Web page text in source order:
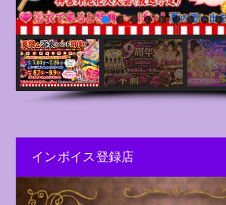
インボイス登録店